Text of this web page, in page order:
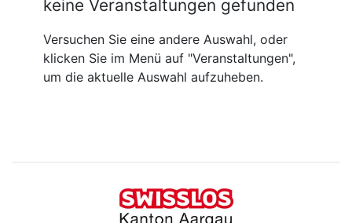
keine Veranstaltungen gefunden
Versuchen Sie eine andere Auswahl, oder
klicken Sie im Menü auf "Veranstaltungen",
um die aktuelle Auswahl aufzuheben.